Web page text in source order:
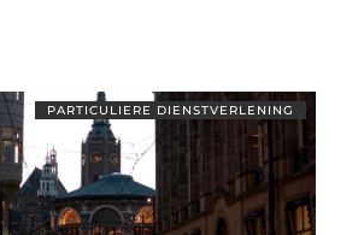
PARTICULIERE DIENSTVERLENING